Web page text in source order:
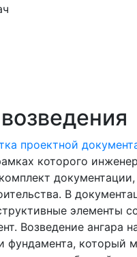
проектной
которого
В
элементы
Возведение ангара
фундамента, который